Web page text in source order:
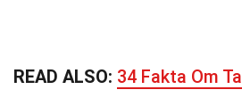
READ ALSO: 34 Fakta Om